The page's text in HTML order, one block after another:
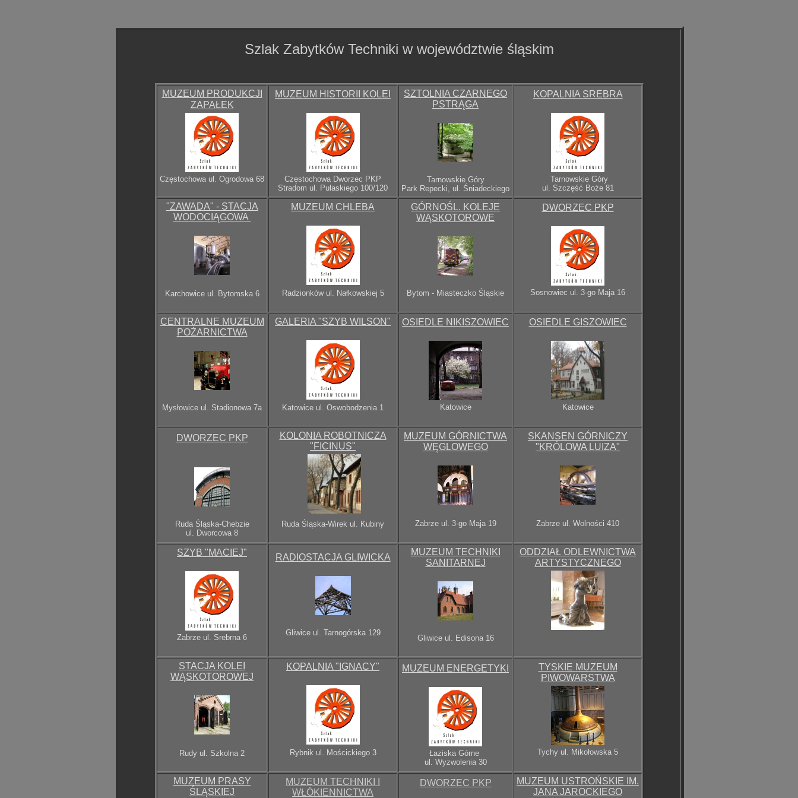
Szlak Zabytków Techniki w województwie śląskim
MUZEUM PRODUKCJI
ZAPAŁEK
Częstochowa ul. Ogrodowa 68
MUZEUM HISTORII KOLEI
Częstochowa Dworzec PKP
Stradom ul. Pułaskiego 100/120
SZTOLNIA CZARNEGO
PSTRĄGA
Tarnowskie Góry
Park Repecki, ul. Śniadeckiego
KOPALNIA SREBRA
Tarnowskie Góry
ul. Szczęść Boże 81
"ZAWADA" - STACJA
WODOCIĄGOWA
Karchowice ul. Bytomska 6
MUZEUM CHLEBA
Radzionków ul. Nałkowskiej 5
GÓRNOŚL. KOLEJE
WĄSKOTOROWE
Bytom - Miasteczko Śląskie
DWORZEC PKP
Sosnowiec ul. 3-go Maja 16
CENTRALNE MUZEUM
POŻARNICTWA
Mysłowice ul. Stadionowa 7a
GALERIA "SZYB WILSON"
Katowice ul. Oswobodzenia 1
OSIEDLE NIKISZOWIEC
Katowice
OSIEDLE GISZOWIEC
Katowice
DWORZEC PKP
Ruda Śląska-Chebzie
ul. Dworcowa 8
KOLONIA ROBOTNICZA
"FICINUS"
Ruda Śląska-Wirek ul. Kubiny
MUZEUM GÓRNICTWA
WĘGLOWEGO
Zabrze ul. 3-go Maja 19
SKANSEN GÓRNICZY
"KRÓLOWA LUIZA"
Zabrze ul. Wolności 410
SZYB "MACIEJ"
Zabrze ul. Srebrna 6
RADIOSTACJA GLIWICKA
Gliwice ul. Tarnogórska 129
MUZEUM TECHNIKI
SANITARNEJ
Gliwice ul. Edisona 16
ODDZIAŁ ODLEWNICTWA
ARTYSTYCZNEGO
STACJA KOLEI
WĄSKOTOROWEJ
Rudy ul. Szkolna 2
KOPALNIA "IGNACY"
Rybnik ul. Mościckiego 3
MUZEUM ENERGETYKI
Łaziska Górne
ul. Wyzwolenia 30
TYSKIE MUZEUM
PIWOWARSTWA
Tychy ul. Mikołowska 5
MUZEUM PRASY
ŚLĄSKIEJ
MUZEUM TECHNIKI I
WŁÓKIENNICTWA
DWORZEC PKP
MUZEUM USTROŃSKIE IM.
JANA JAROCKIEGO